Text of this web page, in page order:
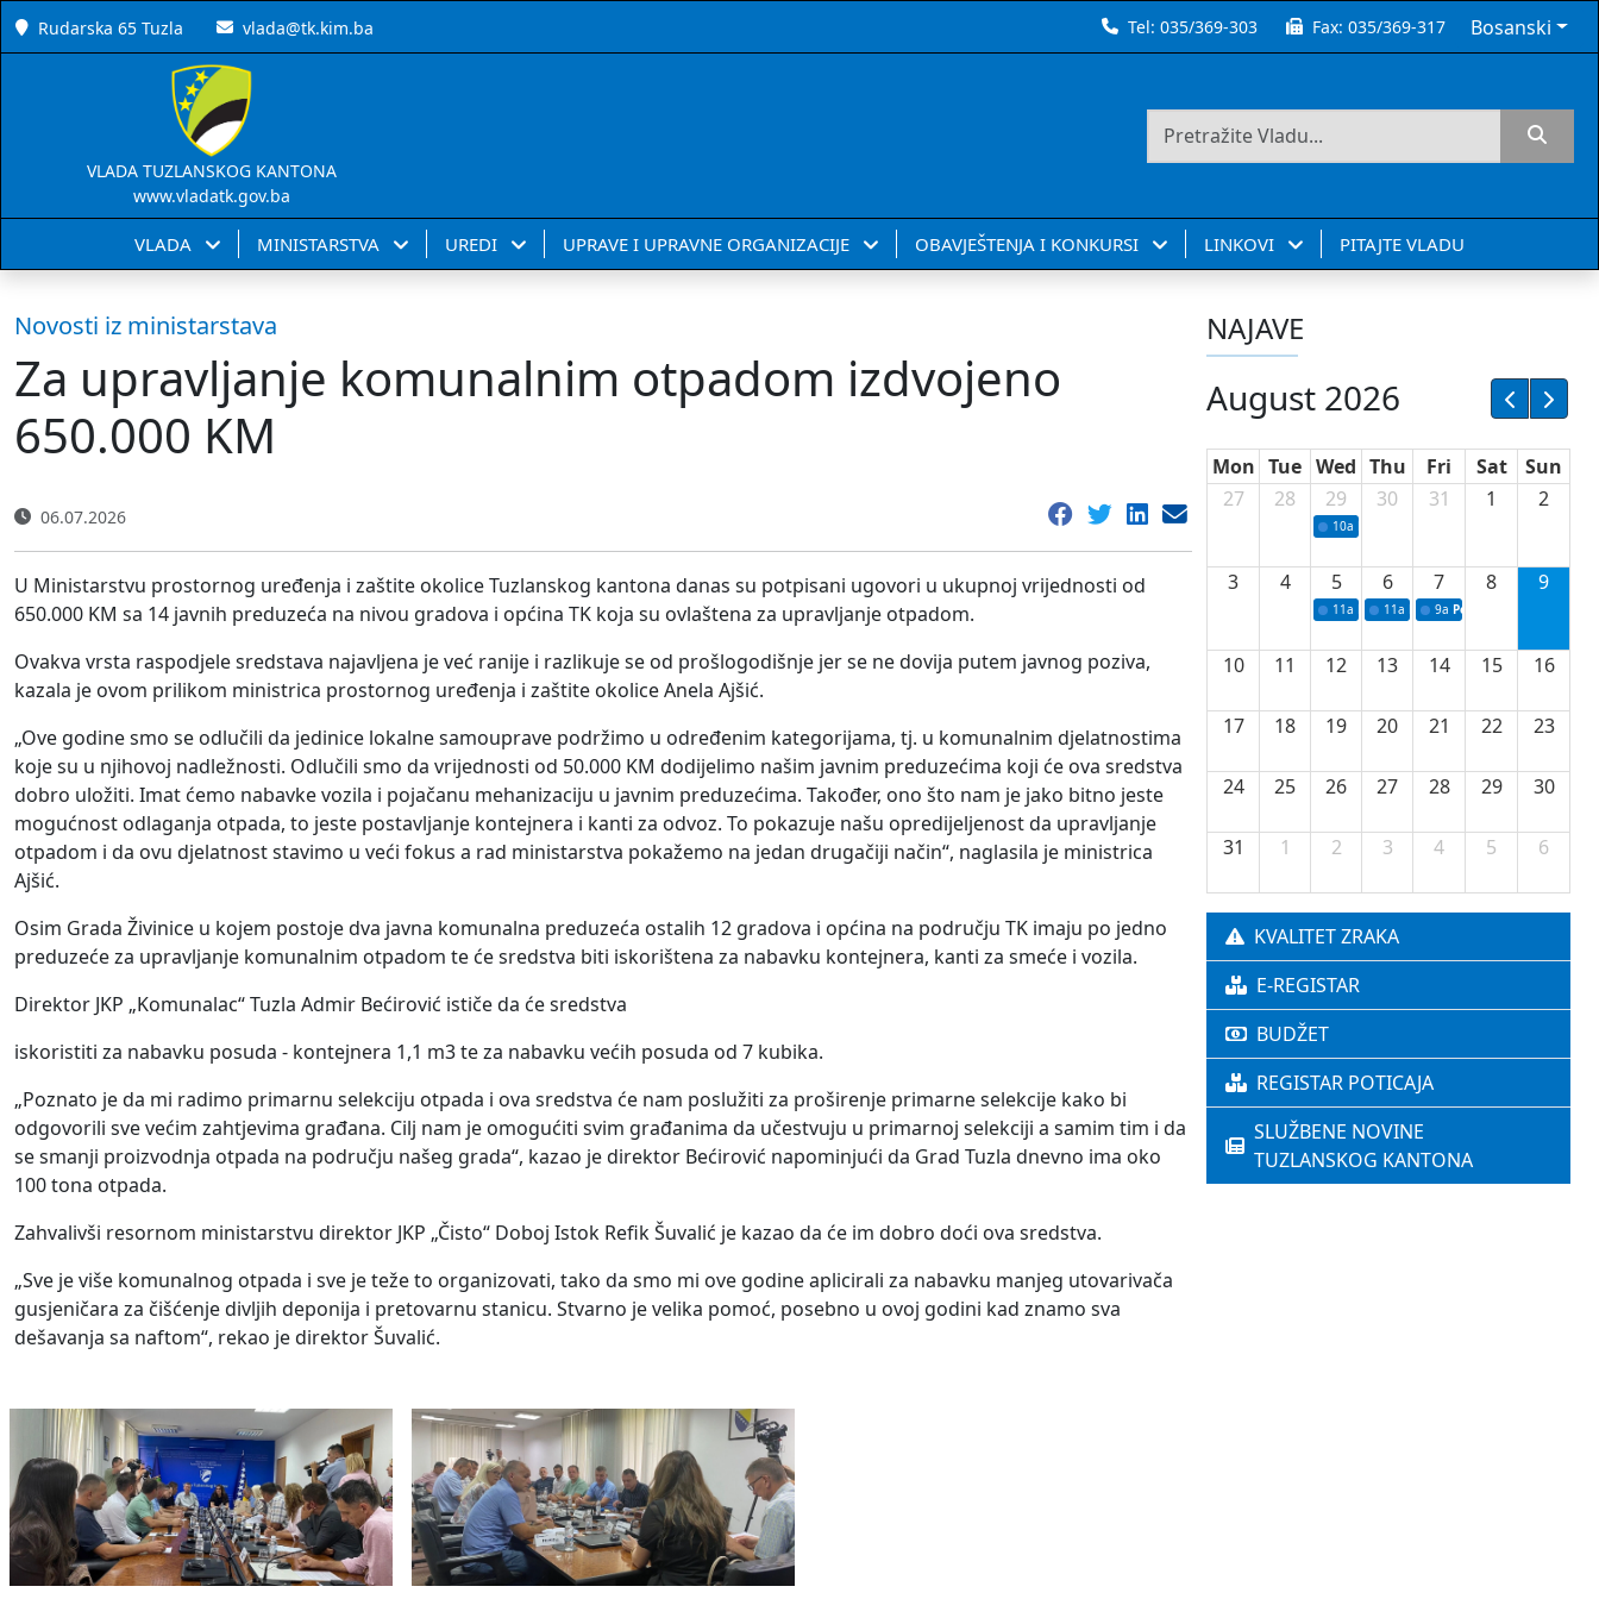
Rudarska 65 Tuzla vlada@tk.kim.ba Tel:035/369-303 Fax:035/369-317 Bosanski
VLADA TUZLANSKOG KANTONA
www.vladatk.gov.ba
VLADA MINISTARSTVA UREDI UPRAVE I UPRAVNE ORGANIZACIJE OBAVJEŠTENJA I KONKURSI LINKOVI PITAJTE VLADU
Novosti iz ministarstava
Za upravljanje komunalnim otpadom izdvojeno
650.000 KM
06.07.2026
U Ministarstvu prostornog uređenja i zaštite okolice Tuzlanskog kantona danas su potpisani ugovori u ukupnoj vrijednosti od
650.000 KM sa 14 javnih preduzeća na nivou gradova i općina TK koja su ovlaštena za upravljanje otpadom.
Ovakva vrsta raspodjele sredstava najavljena je već ranije i razlikuje se od prošlogodišnje jer se ne dovija putem javnog poziva,
kazala je ovom prilikom ministrica prostornog uređenja i zaštite okolice Anela Ajšić.
„Ove godine smo se odlučili da jedinice lokalne samouprave podržimo u određenim kategorijama, tj. u komunalnim djelatnostima
koje su u njihovoj nadležnosti. Odlučili smo da vrijednosti od 50.000 KM dodijelimo našim javnim preduzećima koji će ova sredstva
dobro uložiti. Imat ćemo nabavke vozila i pojačanu mehanizaciju u javnim preduzećima. Također, ono što nam je jako bitno jeste
mogućnost odlaganja otpada, to jeste postavljanje kontejnera i kanti za odvoz. To pokazuje našu opredijeljenost da upravljanje
otpadom i da ovu djelatnost stavimo u veći fokus a rad ministarstva pokažemo na jedan drugačiji način“, naglasila je ministrica
Ajšić.
Osim Grada Živinice u kojem postoje dva javna komunalna preduzeća ostalih 12 gradova i općina na području TK imaju po jedno
preduzeće za upravljanje komunalnim otpadom te će sredstva biti iskorištena za nabavku kontejnera, kanti za smeće i vozila.
Direktor JKP „Komunalac“ Tuzla Admir Bećirović ističe da će sredstva
iskoristiti za nabavku posuda - kontejnera 1,1 m3 te za nabavku većih posuda od 7 kubika.
„Poznato je da mi radimo primarnu selekciju otpada i ova sredstva će nam poslužiti za proširenje primarne selekcije kako bi
odgovorili sve većim zahtjevima građana. Cilj nam je omogućiti svim građanima da učestvuju u primarnoj selekciji a samim tim i da
se smanji proizvodnja otpada na području našeg grada“, kazao je direktor Bećirović napominjući da Grad Tuzla dnevno ima oko
100 tona otpada.
Zahvalivši resornom ministarstvu direktor JKP „Čisto“ Doboj Istok Refik Šuvalić je kazao da će im dobro doći ova sredstva.
„Sve je više komunalnog otpada i sve je teže to organizovati, tako da smo mi ove godine aplicirali za nabavku manjeg utovarivača
gusjeničara za čišćenje divljih deponija i pretovarnu stanicu. Stvarno je velika pomoć, posebno u ovoj godini kad znamo sva
dešavanja sa naftom“, rekao je direktor Šuvalić.
NAJAVE
August 2026
Mon Tue Wed Thu Fri Sat
Sun
27
28 29
10a Potpisivanje ugovora sa neprofitnim
30 31 1 2
3 4 5
11a Potpisivanje ugovora o stipendijama
6
11a Podrška razvoju vodne
7
9a Početak izgradnje nove
8 9
10 11 12 13 14 15 16
17 18 19 20 21 22 23
24 25 26 27 28 29 30
31 1 2 3 4 5 6
KVALITET ZRAKA
E-REGISTAR
BUDŽET
REGISTAR POTICAJA
SLUŽBENE NOVINE
TUZLANSKOG KANTONA